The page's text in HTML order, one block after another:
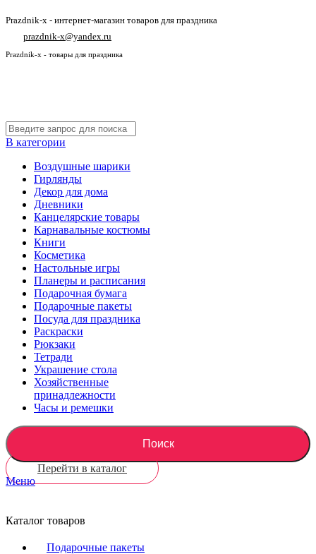
Prazdnik-x - интернет-магазин товаров для праздника
prazdnik-x@yandex.ru
Prazdnik-x - товары для праздника
В категории
Воздушные шарики
Гирлянды
Декор для дома
Дневники
Канцелярские товары
Карнавальные костюмы
Книги
Косметика
Настольные игры
Планеры и расписания
Подарочная бумага
Подарочные пакеты
Посуда для праздника
Раскраски
Рюкзаки
Тетради
Украшение стола
Хозяйственные
принадлежности
Часы и ремешки
Поиск
Перейти в каталог
Меню
Каталог товаров
Подарочные пакеты